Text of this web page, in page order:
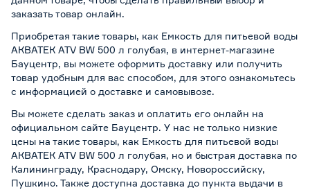
заказать товар онлайн.
Приобретая такие товары, как Емкость для питьевой воды
АКВАТЕК ATV BW 500 л голубая, в интернет-магазине
Бауцентр, вы можете оформить доставку или получить
товар удобным для вас способом, для этого ознакомьтесь
с информацией о доставке и самовывозе.
Вы можете сделать заказ и оплатить его онлайн на
официальном сайте Бауцентр. У нас не только низкие
цены на такие товары, как Емкость для питьевой воды
АКВАТЕК ATV BW 500 л голубая, но и быстрая доставка по
Калининграду, Краснодару, Омску, Новороссийску,
Пушкино. Также доступна доставка до пункта выдачи в